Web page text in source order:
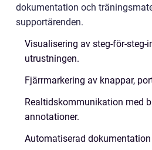
dokumentation och
supportärenden.
Visualisering av steg-för-steg-
utrustningen.
Fjärrmarkering av knappar,
Realtidskommunikation med
annotationer.
Automatiserad